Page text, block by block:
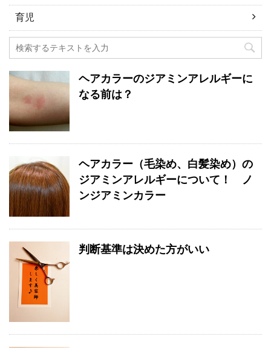
育児
ヘアカラーのジアミンアレルギーに
なる前は？
ヘアカラー（毛染め、白髪染め）の
ジアミンアレルギーについて！ ノ
ンジアミンカラー
判断基準は決めた方がいい